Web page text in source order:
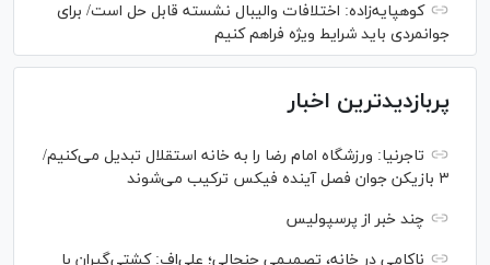
کوهپایه‌زاده: اختلافات والیبال نشسته قابل حل است/ برای
جوانمردی باید شرایط ویژه فراهم کنیم
پربازدیدترین اخبار
تاجرنیا: ورزشگاه امام رضا را به خانه استقلال تبدیل می‌کنیم/
۳ بازیکن جوان فصل آینده فیکس ترکیب می‌شوند
چند خبر از پرسپولیس
ناکامی در خانه، تصمیمی جنجالی؛ علی‌اف: کشتی‌گیران با